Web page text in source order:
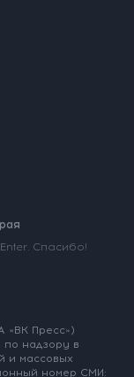
Спасибо!
«ВК Пресс»)
надзору в
и массовых
номер СМИ: